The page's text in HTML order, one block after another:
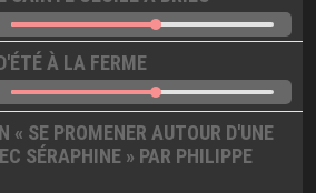
À LA FERME
« SE PROMENER AUTOUR D'UNE
SÉRAPHINE » PAR PHILIPPE